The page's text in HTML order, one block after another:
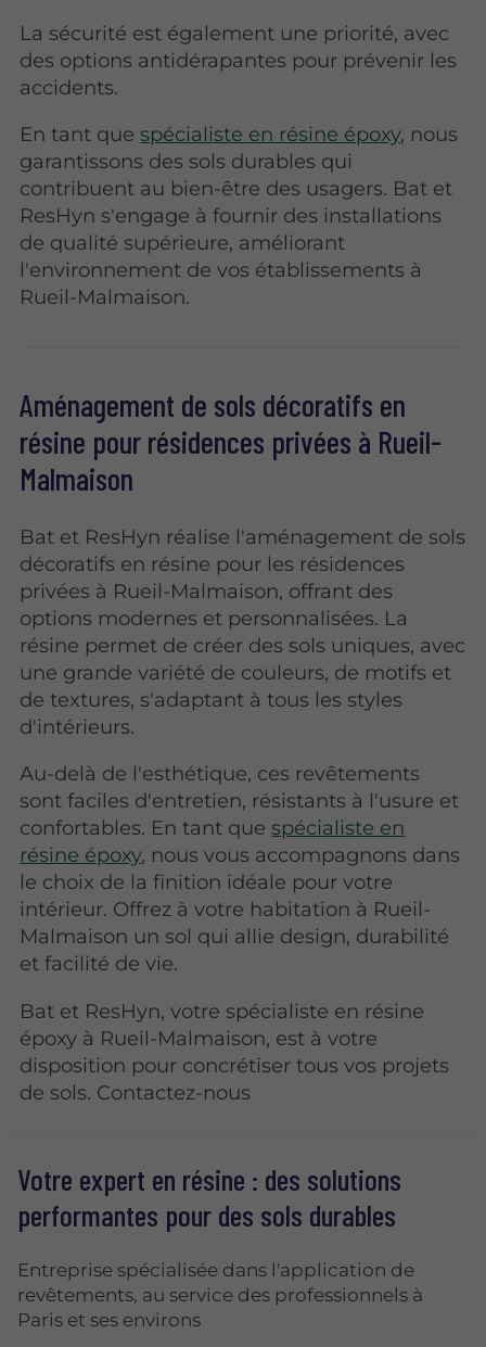
La sécurité est également une priorité, avec
des options antidérapantes pour prévenir les
accidents.
En tant quespécialiste en résine époxy, nous
garantissons des sols durables qui
contribuent au bien-être des usagers. Bat et
ResHyn s'engage à fournir des installations
de qualité supérieure, améliorant
l'environnement de vos établissements à
Rueil-Malmaison.
Aménagement de sols décoratifs en
résine pour résidences privées à Rueil-
Malmaison
Bat et ResHyn réalise l'aménagement de sols
décoratifs en résine pour les résidences
privées à Rueil-Malmaison, offrant des
options modernes et personnalisées. La
résine permet de créer des sols uniques, avec
une grande variété de couleurs, de motifs et
de textures, s'adaptant à tous les styles
d'intérieurs.
Au-delà de l'esthétique, ces revêtements
sont faciles d'entretien, résistants à l'usure et
confortables. En tant quespécialiste en
résine époxy, nous vous accompagnons dans
le choix de la finition idéale pour votre
intérieur. Offrez à votre habitation à Rueil-
Malmaison un sol qui allie design, durabilité
et facilité de vie.
Bat et ResHyn, votre spécialiste en résine
époxy à Rueil-Malmaison, est à votre
disposition pour concrétiser tous vos projets
de sols. Contactez-nous
Votre expert en résine : des solutions
performantes pour des sols durables
Entreprise spécialisée dans l'application de
revêtements, au service des professionnels à
Paris et ses environs